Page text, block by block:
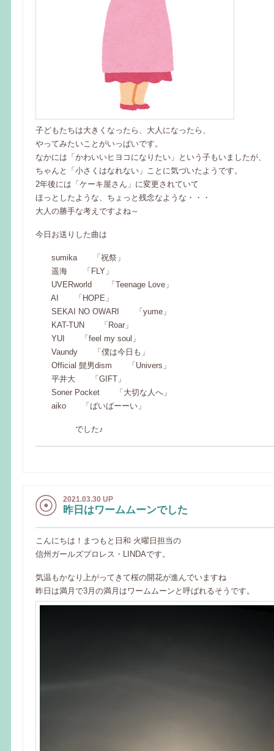
子どもたちは大きくなったら、大人になったら、
やってみたいことがいっぱいです。
なかには「かわいいヒヨコになりたい」という子もいましたが、
ちゃんと「小さくはなれない」ことに気づいたようです。
2年後には「ケーキ屋さん」に変更されていて
ほっとしたような、ちょっと残念なような・・・
大人の勝手な考えですよね～
今日お送りした曲は
sumika 「祝祭」
遥海 「FLY」
UVERworld 「Teenage Love」
AI 「HOPE」
SEKAI NO OWARI 「yume」
KAT-TUN 「Roar」
YUI 「feel my soul」
Vaundy 「僕は今日も」
Official 髭男dism 「Univers」
平井大 「GIFT」
Soner Pocket 「大切な人へ」
aiko 「ばいばーーい」
でした♪
2021.03.30 UP
昨日はワームムーンでした
こんにちは！まつもと日和 火曜日担当の
信州ガールズプロレス・LINDAです。
気温もかなり上がってきて桜の開花が進んでいますね
昨日は満月で3月の満月はワームムーンと呼ばれるそうです。